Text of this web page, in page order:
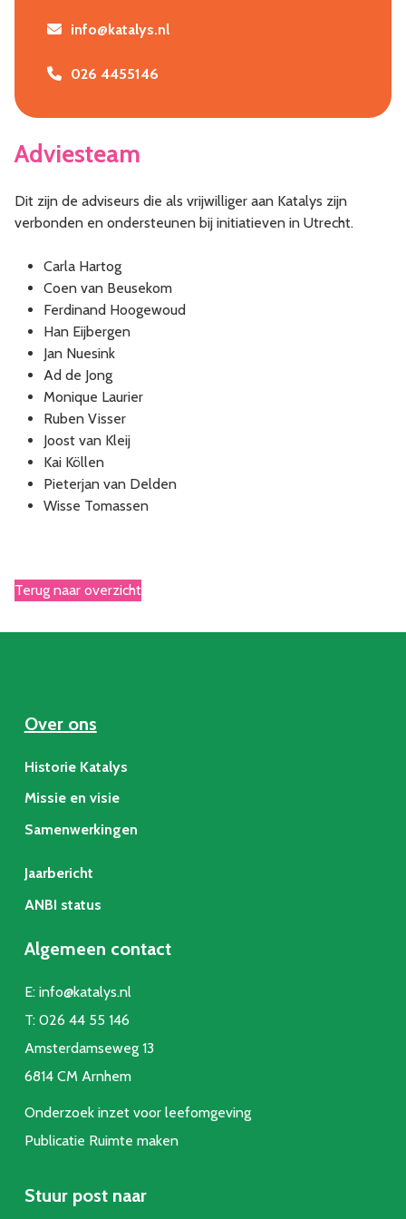
info@katalys.nl
026 4455146
Adviesteam
Dit zijn de adviseurs die als vrijwilliger aan Katalys zijn
verbonden en ondersteunen bij initiatieven in Utrecht.
Carla Hartog
Coen van Beusekom
Ferdinand Hoogewoud
Han Eijbergen
Jan Nuesink
Ad de Jong
Monique Laurier
Ruben Visser
Joost van Kleij
Kai Köllen
Pieterjan van Delden
Wisse Tomassen
Terug naar overzicht
Over ons
Historie Katalys
Missie en visie
Samenwerkingen
Jaarbericht
ANBI status
Algemeen contact
E: info@katalys.nl
T: 026 44 55 146
Amsterdamseweg 13
6814 CM Arnhem
Onderzoek inzet voor leefomgeving
Publicatie Ruimte maken
Stuur post naar